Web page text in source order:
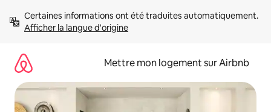
directement
Afficher la langue d'origine
Mettre mon logement sur Airbnb